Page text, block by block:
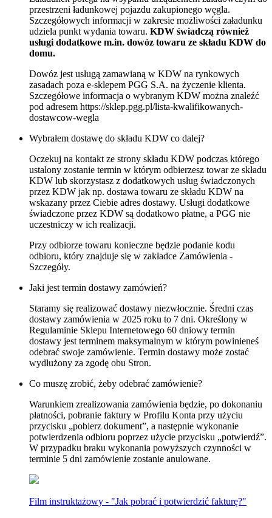
przestrzeni ładunkowej pojazdu zakupionego węgla.
Szczegółowych informacji w zakresie możliwości załadunku
udziela punkt wydania towaru. KDW świadczą również
usługi dodatkowe m.in. dowóz towaru ze składu KDW do
domu.
Dowóz jest usługą zamawianą w KDW na rynkowych
zasadach poza e-sklepem PGG S.A. na życzenie klienta.
Szczegółowe informacja o wybranym KDW można znaleźć
pod adresem https://sklep.pgg.pl/lista-kwalifikowanych-
dostawcow-wegla
Wybrałem dostawę do składu KDW co dalej?
Oczekuj na kontakt ze strony składu KDW podczas którego
ustalony zostanie termin w którym odbierzesz towar ze składu
KDW lub skorzystasz z dodatkowych usług świadczonych
przez KDW jak np. dostawa towaru ze składu KDW na
wskazany przez Ciebie adres dostawy. Usługi dodatkowe
świadczone przez KDW są dodatkowo płatne, a PGG nie
uczestniczy w ich realizacji.
Przy odbiorze towaru konieczne będzie podanie kodu
odbioru, który znajduje się w zakładce Zamówienia -
Szczegóły.
Jaki jest termin dostawy zamówień?
Staramy się realizować dostawy niezwłocznie. Średni czas
dostawy zamówienia w 2025 roku to 7 dni. Określony w
Regulaminie Sklepu Internetowego 60 dniowy termin
dostawy jest terminem maksymalnym w którym powinieneś
odebrać swoje zamówienie. Termin dostawy może zostać
wydłużony za zgodę obu Stron.
Co muszę zrobić, żeby odebrać zamówienie?
Warunkiem zrealizowania zamówienia będzie, po dokonaniu
płatności, pobranie faktury w Profilu Konta przy użyciu
przycisku „pobierz dokument”, a następnie wykonanie
potwierdzenia odbioru poprzez użycie przycisku „potwierdź”.
W przypadku braku wykonania powyższych czynności w
terminie 5 dni zamówienie zostanie anulowane.
Film instruktażowy - "Jak pobrać i potwierdzić fakturę?"